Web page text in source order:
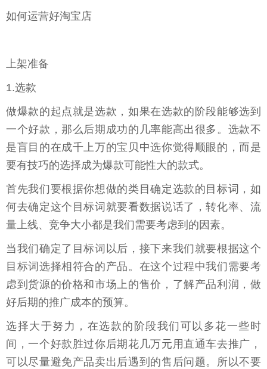
如何运营好淘宝店
上架准备
1.选款
做爆款的起点就是选款，如果在选款的阶段能够选到
一个好款，那么后期成功的几率能高出很多。选款不
是盲目的在成千上万的宝贝中选你觉得顺眼的，而是
要有技巧的选择成为爆款可能性大的款式。
首先我们要根据你想做的类目确定选款的目标词，如
何去确定这个目标词就要看数据说话了，转化率、流
量上线、竞争大小都是我们需要考虑到的因素。
当我们确定了目标词以后，接下来我们就要根据这个
目标词选择相符合的产品。在这个过程中我们需要考
虑到货源的价格和市场上的售价，了解产品利润，做
好后期的推广成本的预算。
选择大于努力，在选款的阶段我们可以多花一些时
间，一个好款胜过你后期花几万元用直通车去推广，
可以尽量避免产品卖出后遇到的售后问题。所以不要